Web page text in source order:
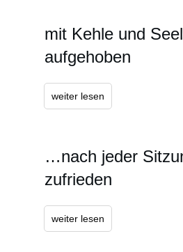
mit Kehle und
aufgehoben
weiter lesen
…nach jeder
zufrieden
weiter lesen